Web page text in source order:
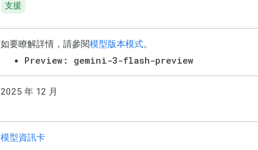
支援
如要瞭解詳情，請參閱模型版本模式。
Preview: gemini-3-flash-preview
2025 年 12 月
模型資訊卡